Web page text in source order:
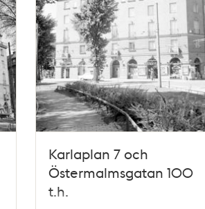
Karlaplan 7 och
Östermalmsgatan 100
t.h.